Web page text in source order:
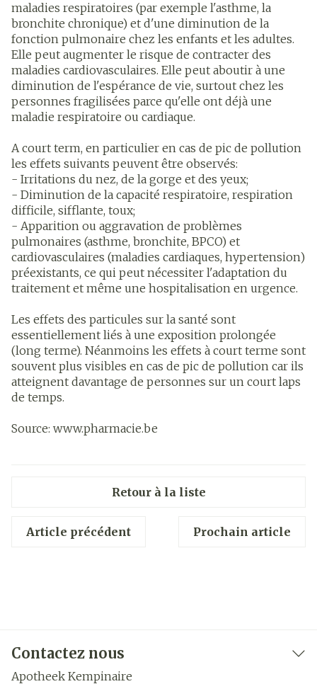
maladies respiratoires (par exemple l'asthme, la
bronchite chronique) et d'une diminution de la
fonction pulmonaire chez les enfants et les adultes.
Elle peut augmenter le risque de contracter des
maladies cardiovasculaires. Elle peut aboutir à une
diminution de l'espérance de vie, surtout chez les
personnes fragilisées parce qu'elle ont déjà une
maladie respiratoire ou cardiaque.
A court term, en particulier en cas de pic de pollution
les effets suivants peuvent être observés:
- Irritations du nez, de la gorge et des yeux;
- Diminution de la capacité respiratoire, respiration
difficile, sifflante, toux;
- Apparition ou aggravation de problèmes
pulmonaires (asthme, bronchite, BPCO) et
cardiovasculaires (maladies cardiaques, hypertension)
préexistants, ce qui peut nécessiter l'adaptation du
traitement et même une hospitalisation en urgence.
Les effets des particules sur la santé sont
essentiellement liés à une exposition prolongée
(long terme). Néanmoins les effets à court terme sont
souvent plus visibles en cas de pic de pollution car ils
atteignent davantage de personnes sur un court laps
de temps.
Source: www.pharmacie.be
Retour à la liste
Article précédent Prochain article
Contactez nous
Apotheek Kempinaire